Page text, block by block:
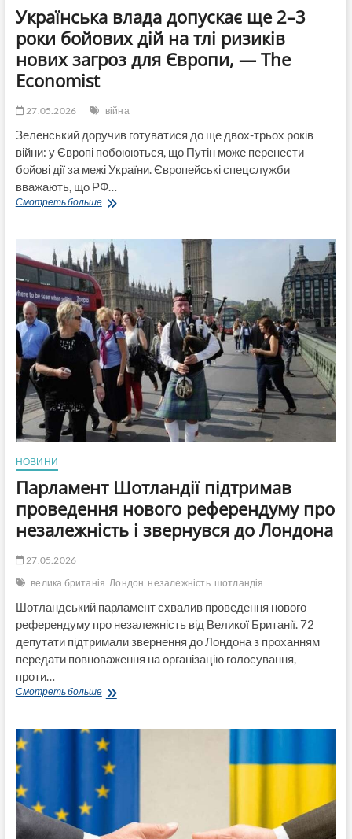
Українська влада допускає ще 2–3
роки бойових дій на тлі ризиків
нових загроз для Європи, — The
Economist
27.05.2026 війна
Зеленський доручив готуватися до ще двох-трьох років
війни: у Європі побоюються, що Путін може перенести
бойові дії за межі України. Європейські спецслужби
вважають, що РФ…
Смотреть большеУкраїнська
ще
2–
3
роки
бойових
дій
на
тлі
ризиків
нових
загроз
для
Європи,
—
The
НОВИНИ
Парламент Шотландії підтримав
проведення нового референдуму про
незалежність і звернувся до Лондона
27.05.2026
велика британія Лондон незалежність шотландія
Шотландський парламент схвалив проведення нового
референдуму про незалежність від Великої Британії. 72
депутати підтримали звернення до Лондона з проханням
передати повноваження на організацію голосування,
проти…
Смотреть большеПарламент
нового
референдуму
про
незалежність
до